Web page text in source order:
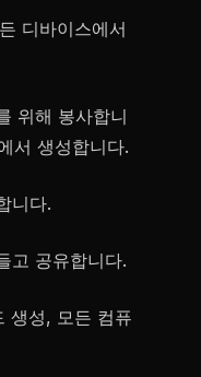
디바이스에서
위해 봉사합니
서 생성합니다.
니다.
고 공유합니다.
생성, 모든 컴퓨